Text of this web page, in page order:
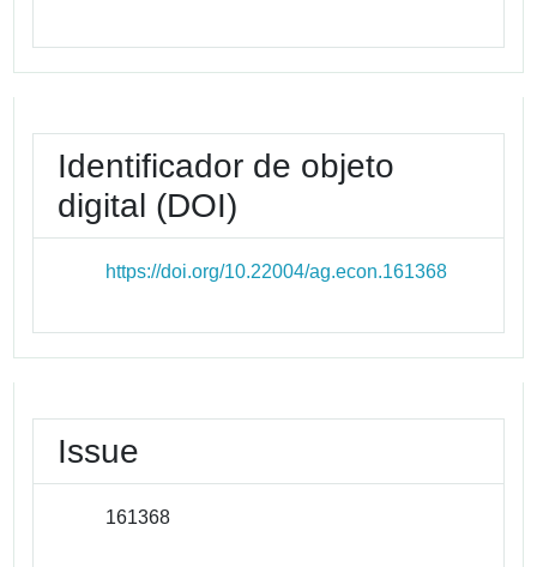
Identificador de objeto
digital (DOI)
https://doi.org/10.22004/ag.econ.161368
Issue
161368